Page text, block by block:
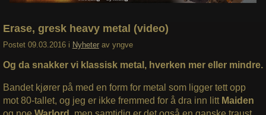
Søk
Erase, gresk heavy metal (video)
Postet 09.03.2016 i Nyheter av yngve
Og da snakker vi klassisk metal, hverken mer eller mindre.
Bandet kjører på med en form for metal som ligger tett opp
mot 80-tallet, og jeg er ikke fremmed for å dra inn litt Maiden